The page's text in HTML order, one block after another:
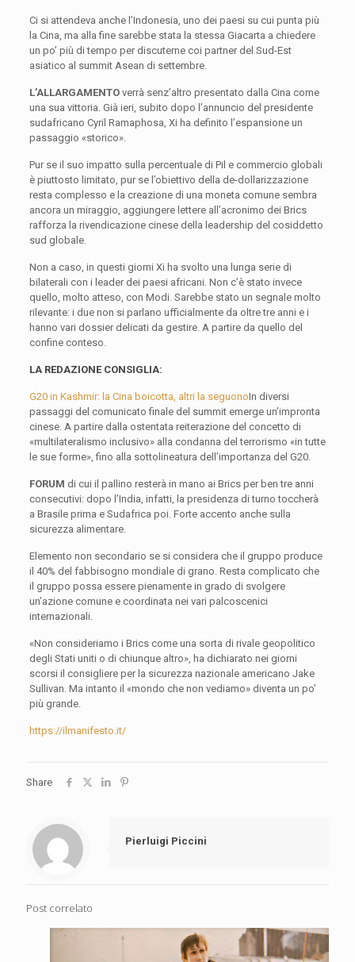
Ci si attendeva anche l’Indonesia, uno dei paesi su cui punta più
la Cina, ma alla fine sarebbe stata la stessa Giacarta a chiedere
un po’ più di tempo per discuterne coi partner del Sud-Est
asiatico al summit Asean di settembre.
L’ALLARGAMENTOverrà senz’altro presentato dalla Cina come
una sua vittoria. Già ieri, subito dopo l’annuncio del presidente
sudafricano Cyril Ramaphosa, Xi ha definito l’espansione un
passaggio «storico».
Pur se il suo impatto sulla percentuale di Pil e commercio globali
è piuttosto limitato, pur se l’obiettivo della de-dollarizzazione
resta complesso e la creazione di una moneta comune sembra
ancora un miraggio, aggiungere lettere all’acronimo dei Brics
rafforza la rivendicazione cinese della leadership del cosiddetto
sud globale.
Non a caso, in questi giorni Xi ha svolto una lunga serie di
bilaterali con i leader dei paesi africani. Non c’è stato invece
quello, molto atteso, con Modi. Sarebbe stato un segnale molto
rilevante: i due non si parlano ufficialmente da oltre tre anni e i
hanno vari dossier delicati da gestire. A partire da quello del
confine conteso.
LA REDAZIONE CONSIGLIA:
G20 in Kashmir: la Cina boicotta, altri la seguonoIn diversi
passaggi del comunicato finale del summit emerge un’impronta
cinese. A partire dalla ostentata reiterazione del concetto di
«multilateralismo inclusivo» alla condanna del terrorismo «in tutte
le sue forme», fino alla sottolineatura dell’importanza del G20.
FORUM di cui il pallino resterà in mano ai Brics per ben tre anni
consecutivi: dopo l’India, infatti, la presidenza di turno toccherà
a Brasile prima e Sudafrica poi. Forte accento anche sulla
sicurezza alimentare.
Elemento non secondario se si considera che il gruppo produce
il 40% del fabbisogno mondiale di grano. Resta complicato che
il gruppo possa essere pienamente in grado di svolgere
un’azione comune e coordinata nei vari palcoscenici
internazionali.
«Non consideriamo i Brics come una sorta di rivale geopolitico
degli Stati uniti o di chiunque altro», ha dichiarato nei giorni
scorsi il consigliere per la sicurezza nazionale americano Jake
Sullivan. Ma intanto il «mondo che non vediamo» diventa un po’
più grande.
https://ilmanifesto.it/
Share
Pierluigi Piccini
Post correlato